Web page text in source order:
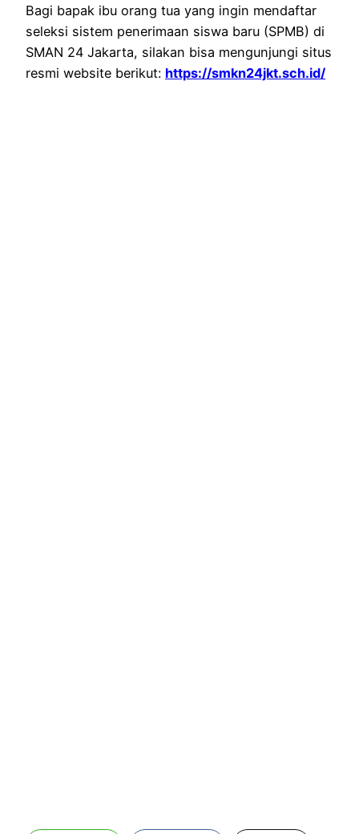
Bagi bapak ibu orang tua yang ingin mendaftar
seleksi sistem penerimaan siswa baru (SPMB) di
SMAN 24 Jakarta, silakan bisa mengunjungi situs
resmi website berikut: https://smkn24jkt.sch.id/